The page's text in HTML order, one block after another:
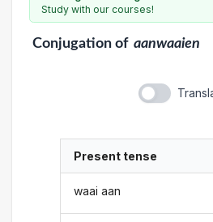
Study with our courses!
Conjugationof aanwaaien
Present tense
waai aan